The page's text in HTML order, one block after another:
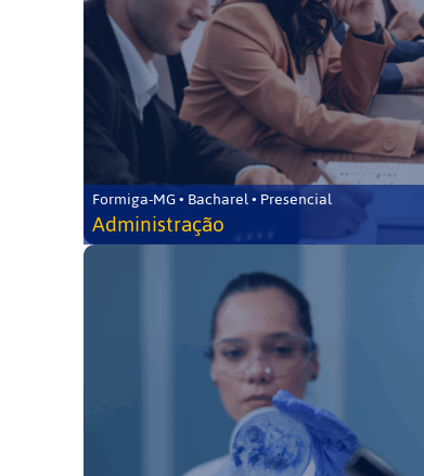
Formiga-MG • Bacharel • Presencial
Administração